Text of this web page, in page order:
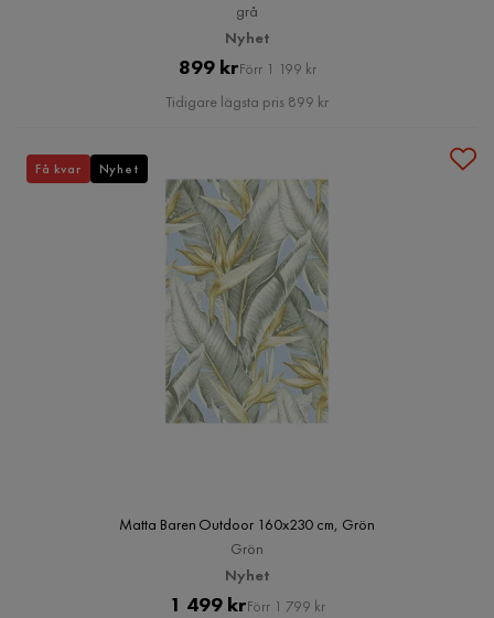
grå
Nyhet
Pris
899 kr Original
Pris
Förr 1 199 kr
Tidigare lägsta pris 899 kr
Matta Baren Outdoor 160x230 cm, Grön
Grön
Nyhet
Pris
1 499 krOriginal
Förr 1 799 kr
Få kvar Nyhet